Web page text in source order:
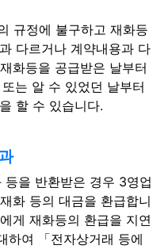
규정에 불구하고 재화등
다르거나 계약내용과 다
화등을 공급받은 날부터
는 알 수 있었던 날부터
할 수 있습니다.
을 반환받은 경우 3영업
화 등의 대금을 환급합니
게 재화등의 환급을 지연
하여 「전자상거래 등에